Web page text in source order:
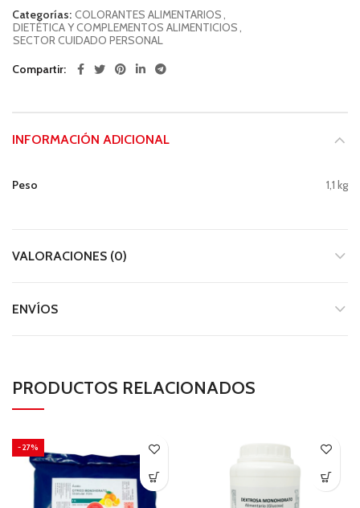
Categorías: COLORANTES ALIMENTARIOS,
DIETÉTICA Y COMPLEMENTOS ALIMENTICIOS,
SECTOR CUIDADO PERSONAL
Compartir
INFORMACIÓN ADICIONAL
Peso 1,1 kg
VALORACIONES (0)
ENVÍOS
PRODUCTOS RELACIONADOS
-27%